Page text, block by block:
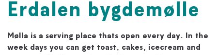
Erdalen bygdemølle
Mølla is a serving place thats open every day. In the
week days you can get toast, cakes, icecream and